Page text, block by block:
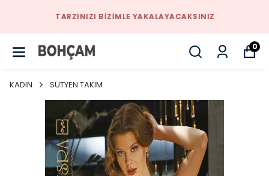
TARZINIZI BIZIMLE YAKALAYACAKSINIZ
0
KADIN SÜTYEN TAKIM